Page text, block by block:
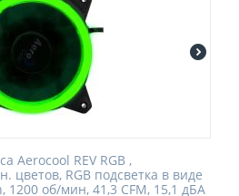
Aerocool REV RGB ,
цветов, RGB подсветка в виде
1200 об/мин, 41,3 CFM, 15,1 дБА